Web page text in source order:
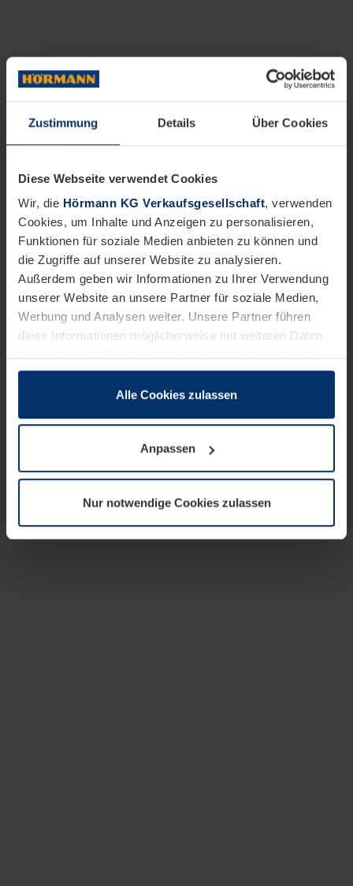
Zustimmung Details Über Cookies
Diese Webseite verwendet Cookies
Wir, die Hörmann KG Verkaufsgesellschaft, verwenden
Cookies, um Inhalte und Anzeigen zu personalisieren,
Funktionen für soziale Medien anbieten zu können und
die Zugriffe auf unserer Website zu analysieren.
Außerdem geben wir Informationen zu Ihrer Verwendung
unserer Website an unsere Partner für soziale Medien,
Werbung und Analysen weiter. Unsere Partner führen
diese Informationen möglicherweise mit weiteren Daten
sie im Rahmen Ihrer Nutzung der Dienste gesammelt
wenn diese für den Betrieb dieser Seite unbedingt
notwendig sind. Für alle anderen Cookie-Typen benötigen
wir Ihre Erlaubnis. Ihre Einwilligung können Sie jederzeit
Datenschutzerklärungunserer Website ändern oder
widerrufen.
Alle Cookies zulassen
Anpassen
Nur notwendige Cookies zulassen